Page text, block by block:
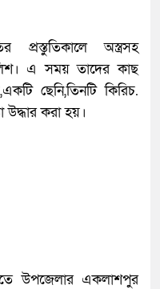
প্রস্তুতিকালে অস্ত্রসহ
এ সময় তাদের কাছ
ছেনি,তিনটি কিরিচ.
করা হয়।
উপজেলার একলাশপুর